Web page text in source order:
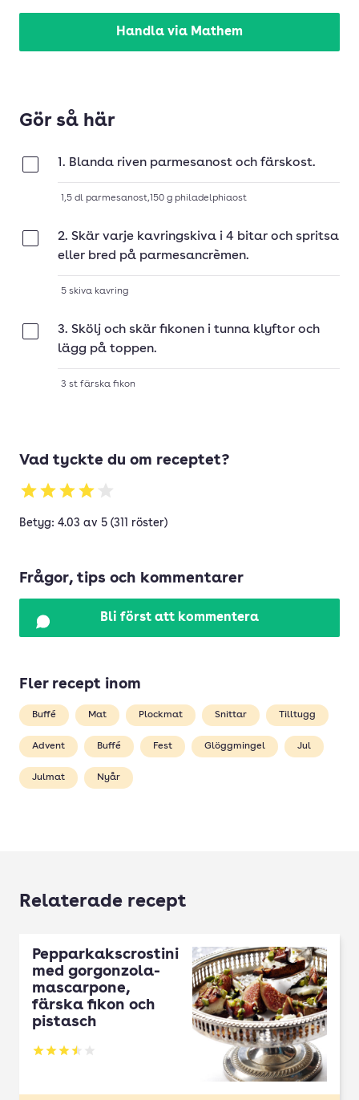
Handla via Mathem
Gör så här
1. Blanda riven parmesanost och färskost.
1,5 dl parmesanost,150 g philadelphiaost
2. Skär varje kavringskiva i 4 bitar och spritsa
eller bred på parmesancrèmen.
5 skiva kavring
3. Skölj och skär fikonen i tunna klyftor och
lägg på toppen.
3 st färska fikon
Vad tyckte du om receptet?
Betyg: 4.03 av 5 (311 röster)
Frågor, tips och kommentarer
Bli först att kommentera
Fler recept inom
Buffé Mat Plockmat Snittar Tilltugg
Advent Buffé Fest Glöggmingel Jul
Julmat Nyår
Relaterade recept
Pepparkakscrostini
med gorgonzola-
mascarpone,
färska fikon och
pistasch
Betyg: 3.5 av 5